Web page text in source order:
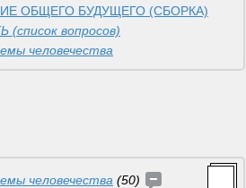
ОБЩЕГО БУДУЩЕГО (СБОРКА)
вопросов)
человечества
человечества (50)